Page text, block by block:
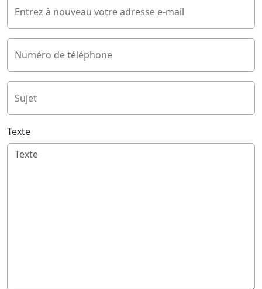
Entrez à nouveau votre adresse e-mail
Numéro de téléphone
Sujet
Texte